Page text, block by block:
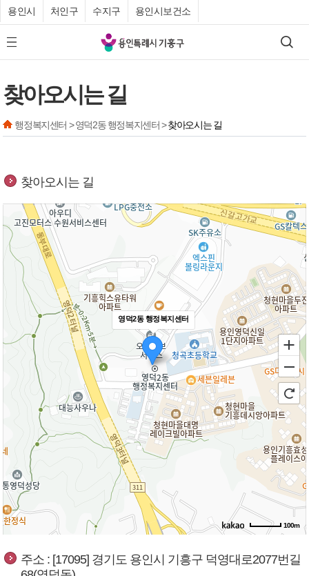
용인시 처인구 수지구 용인시보건소
모바일 메뉴 버튼
기
흥
청
검색
찾아오시는 길
행정복지센터 > 영덕2동 행정복지센터 >찾아오시는 길
찾아오시는 길
영덕2동 행정복지센터
100m
주소 : [17095] 경기도 용인시 기흥구 덕영대로2077번길